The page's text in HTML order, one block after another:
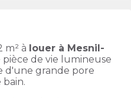
m² à louer à Mesnil-
de vie lumineuse
d'une grande pore